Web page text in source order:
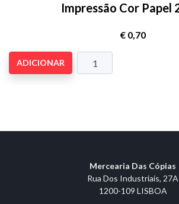
Impressão Cor Papel
€ 0,70
ADICIONAR
Mercearia Das Cópias
Rua Dos Industriais, 27A
1200-109 LISBOA